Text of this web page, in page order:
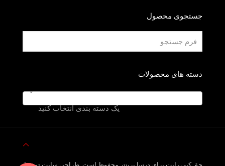
جستجوی محصول
دسته های محصولات
یک دسته بندی انتخاب کنید